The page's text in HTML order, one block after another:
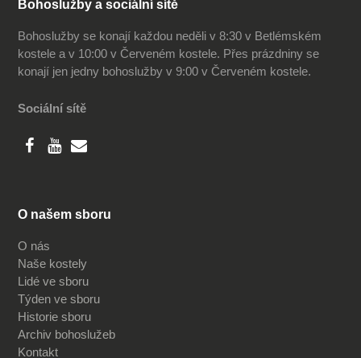
Bohoslužby a sociální sítě
Bohoslužby se konají každou neděli v 8:30 v Betlémském
kostele a v 10:00 v Červeném kostele. Přes prázdniny se
konají jen jedny bohoslužby v 9:00 v Červeném kostele.
Sociální sítě
O našem sboru
O nás
Naše kostely
Lidé ve sboru
Týden ve sboru
Historie sboru
Archiv bohoslužeb
Kontakt